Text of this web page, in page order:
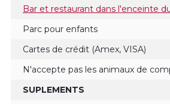
Bar et restaurant dans l'enceinte
Parc pour enfants
Cartes de crédit (Amex, VISA)
N'accepte pas les animaux de
SUPLEMENTS